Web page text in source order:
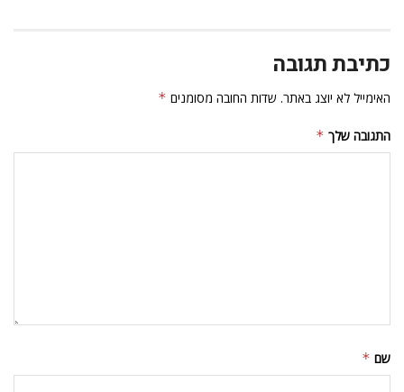
כתיבת תגובה
האימייל לא יוצג באתר. שדות החובה מסומנים *
התגובה שלך *
שם *